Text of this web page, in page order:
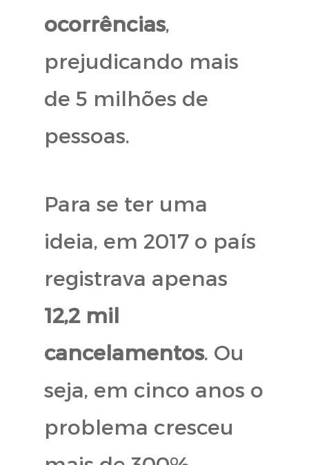
ocorrências,
prejudicando mais
de 5 milhões de
pessoas.
Para se ter uma
ideia, em 2017 o país
registrava apenas
12,2 mil
cancelamentos. Ou
seja, em cinco anos o
problema cresceu